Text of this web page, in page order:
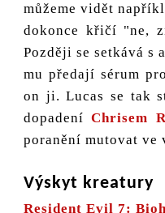
můžeme vidět
dokonce křičí "ne,
Později se setkává s
mu předají sérum
on ji. Lucas se tak
dopadeníChrisem
poranění mutovat
Výskyt kreatury
Resident Evil 7: